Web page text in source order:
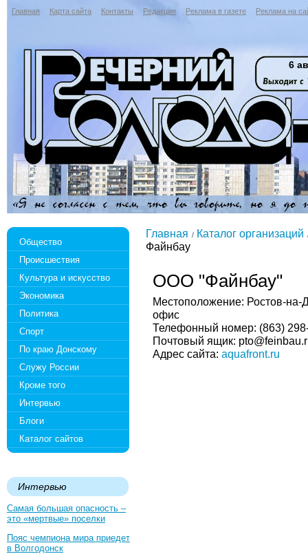
Главная Карта сайта Контакты Редакция Реклама в газете Реклама на
6
Общество
Происшествия
Культура и искусство
Экономика
Политика
Спорт
По краю Донскому
Служу России
Кроме того
Интервью
Блоги
Каталог сайтов
Интервью
Самая большая опасность –
это «мертвые» поселки
Пояс чемпиона мира приедет
в Волгодонск
Главная
Каталог организаций
Файнбау
ООО "Файнбау"
Местоположение: Ростов-на-
офис
Телефонный номер: (863)
Почтовый ящик:
Адрес сайта: aquafront.ru